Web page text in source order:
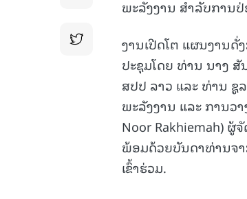
ພະລັງງານ ສໍາລັບການ
ງານເປີດໂຕ ແຜນງານ
ປະຊຸມໂດຍ ທ່ານ ນາງ
ສປປ ລາວ ແລະ ທ່ານ ຊູ
ພະລັງງານ ແລະ ການວ
Noor Rakhiemah) ຜູ້
ພ້ອມດ້ວຍບັນດາທ່ານຈ
ເຂົ້າຮ່ວມ.